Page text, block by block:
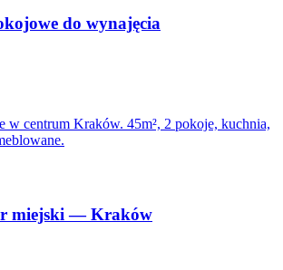
do wynajęcia
w centrum Kraków. 45m², 2 pokoje, kuchnia,
miejski — Kraków